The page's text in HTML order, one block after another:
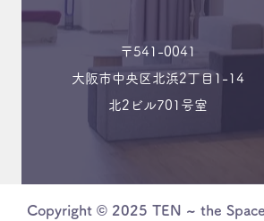
〒541-0041
大阪市中央区北浜2丁目1-14
北2ビル701号室
Copyright © 2025 TEN ~ the